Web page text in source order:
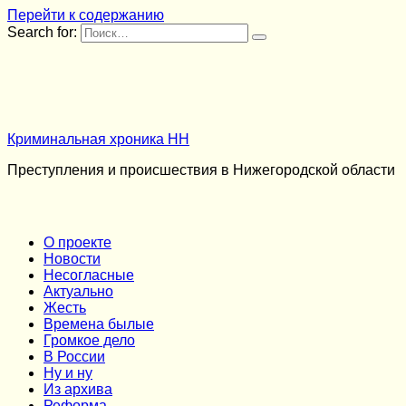
Перейти к содержанию
Search for:
Криминальная хроника НН
Преступления и происшествия в Нижегородской области
О проекте
Новости
Несогласные
Актуально
Жесть
Времена былые
Громкое дело
В России
Ну и ну
Из архива